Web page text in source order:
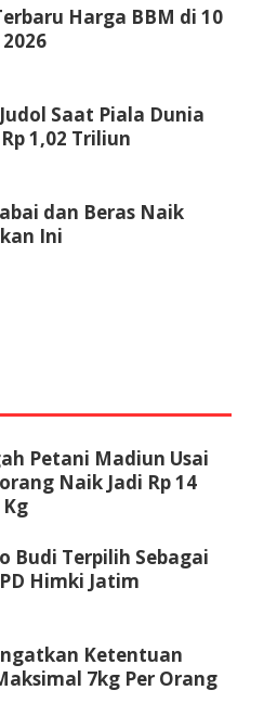
Harga BBM di 10
Saat Piala Dunia
1,02 Triliun
dan Beras Naik
Ini
Petani Madiun Usai
Naik Jadi Rp 14
Kg
Budi Terpilih Sebagai
Himki Jatim
Ketentuan
7kg Per Orang